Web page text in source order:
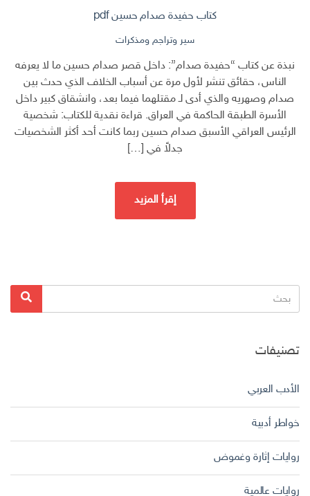
كتاب حفيدة صدام حسين pdf
سير وتراجم ومذكرات
نبذة عن كتاب “حفيدة صدام”: داخل قصر صدام حسين ما لا يعرفه
الناس، حقائق تنشر لأول مرة عن أسباب الخلاف الذي حدث بين
صدام وصهريه والذي أدى لـ مقتلهما فيما بعد، وانشقاق كبير داخل
الأسرة الطبقة الحاكمة في العراق. قراءة نقدية للكتاب: شخصية
الرئيس العراقي الأسبق صدام حسين ربما كانت أحد أكثر الشخصيات
جدلاً في […]
إقرأ المزيد
البحث
عن:
بحث
تصنيفات
الأدب العربي
خواطر أدبية
روايات إثارة وغموض
روايات عالمية